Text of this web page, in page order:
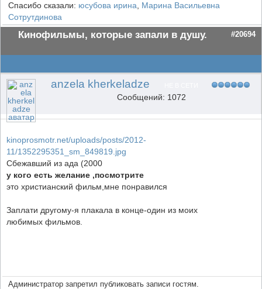
Спасибо сказали: юсубова ирина
Марина Васильевна
Сотрутдинова
Кинофильмы, которые запали в душу. #20694
anzela kherkeladze
Сообщений: 1072
kinoprosmotr.net/uploads/posts/2012-
11/1352295351_sm_849819.jpg
Сбежавший из ада (2000
у кого есть желание ,посмотрите
это христианский фильм,мне понравился
Заплати другому-я плакала в конце-один из моих
любимых фильмов.
Администратор запретил публиковать записи гостям.